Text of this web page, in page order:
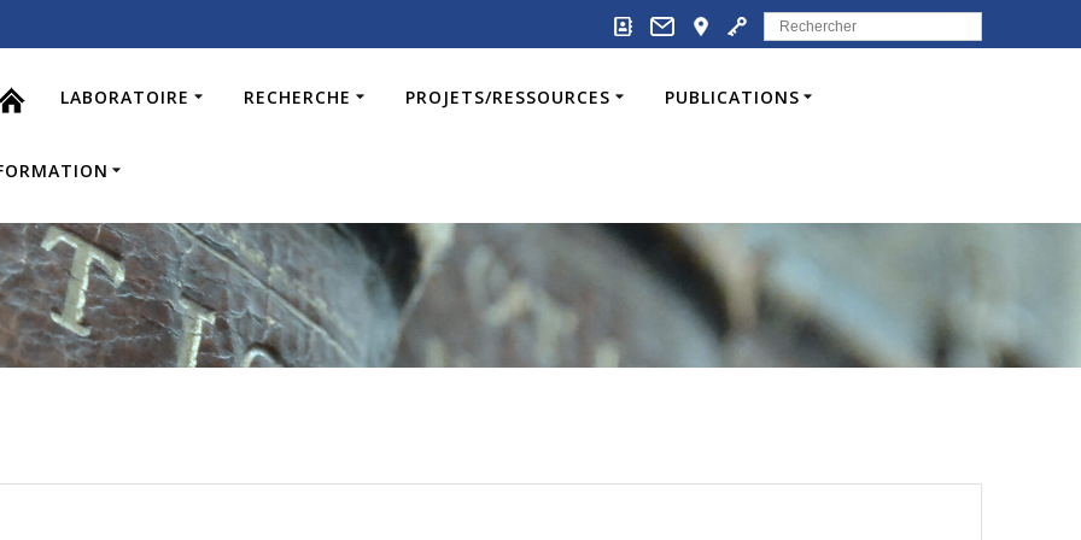
Search
for:
LABORATOIRE RECHERCHE PROJETS/RESSOURCES PUBLICATIONS